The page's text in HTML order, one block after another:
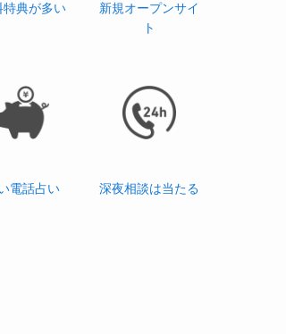
特典が多い
新規オープンサイ
ト
電話占い 深夜相談は当たる